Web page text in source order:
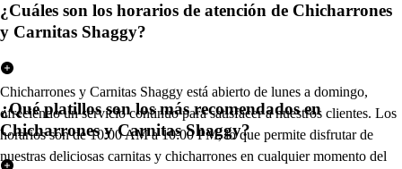
¿Cuáles son los horarios de atención de Chicharrones
y Carnitas Shaggy?
Chicharrones y Carnitas Shaggy está abierto de lunes a domingo,
ofreciendo un servicio continuo para satisfacer a nuestros clientes. Los
horarios son de 10:00 AM a 10:00 PM, lo que permite disfrutar de
nuestras deliciosas carnitas y chicharrones en cualquier momento del
¿Qué platillos son los más recomendados en
Chicharrones y Carnitas Shaggy?